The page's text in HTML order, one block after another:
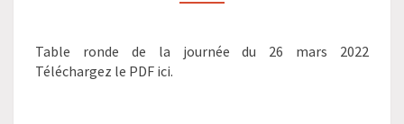
COLLECTIF?
?
Table ronde de la journée du 26 mars 2022
Téléchargez le PDF ici.